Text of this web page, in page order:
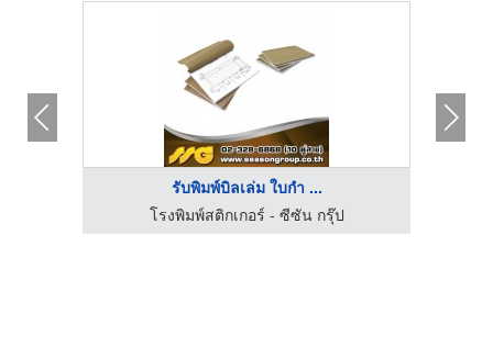
รับพิมพ์บิลเล่ม ใบกำ ...
โรงพิมพ์สติกเกอร์ - ซีซัน กรุ๊ป